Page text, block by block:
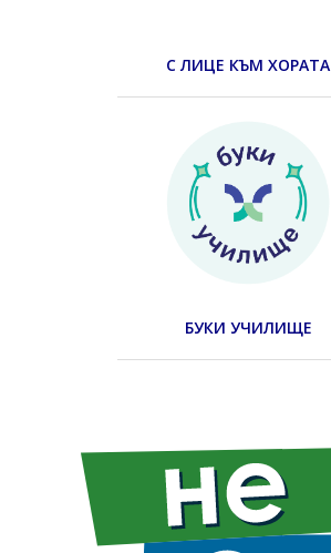
С ЛИЦЕ КЪМ ХОРАТА
БУКИ УЧИЛИЩЕ